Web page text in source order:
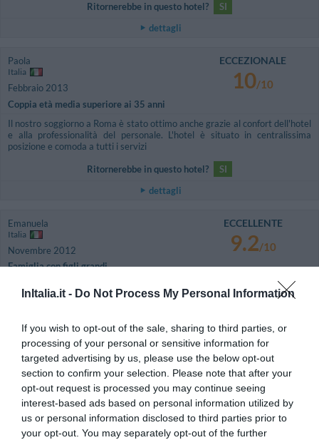
InItalia.it - Do Not Process My Personal Information
If you wish to opt-out of the sale, sharing to third parties, or
processing of your personal or sensitive information for
targeted advertising by us, please use the below opt-out
section to confirm your selection. Please note that after your
opt-out request is processed you may continue seeing
interest-based ads based on personal information utilized by
us or personal information disclosed to third parties prior to
your opt-out. You may separately opt-out of the further
Ritornerebbe in questo hotel?
SI
dettagli
Paola
Italia
Febbraio 2013
Coppia età media superiore ai 35 anni
ECCEZIONALE
10/10
Il nostro soggiorno a Roma è stato ottimo anche grazie al confort dell'hotel
e alla professionalità del personale. L'hotel è situato in centralissima
posizione e comoda a tutti i servizi
Ritornerebbe in questo hotel?
SI
dettagli
Emanuela
Italia
Novembre 2012
Famiglia con figli grandi
ECCELLENTE
9.2/10
Ritornerebbe in questo hotel?
Harari
Israele
Dicembre 2011
Coppia età media superiore ai 35 anni
CARINO
6.6/10
Ritornerebbe in questo hotel?
NON SO
dettagli